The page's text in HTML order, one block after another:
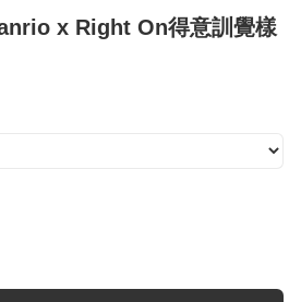
x Right On得意訓覺樣